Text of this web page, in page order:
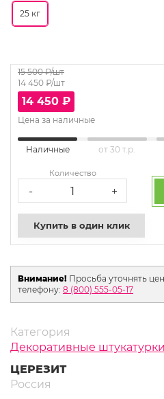
25 кг
15 500₽/шт
14 450 ₽/шт
14 450 ₽
Цена за наличные
Наличные от 30 т.р.
Количество
- +
Купить в один клик
Внимание! Просьба уточнять
телефону: 8 (800) 555-05-17
Категория
Декоративные штукатурки
ЦЕРЕЗИТ
Россия